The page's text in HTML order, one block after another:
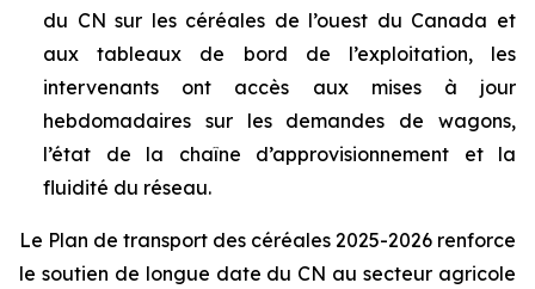
du CN sur les céréales de l’ouest du Canada et
aux tableaux de bord de l’exploitation, les
intervenants ont accès aux mises à jour
hebdomadaires sur les demandes de wagons,
l’état de la chaîne d’approvisionnement et la
fluidité du réseau.
Le Plan de transport des céréales 2025-2026 renforce
le soutien de longue date du CN au secteur agricole